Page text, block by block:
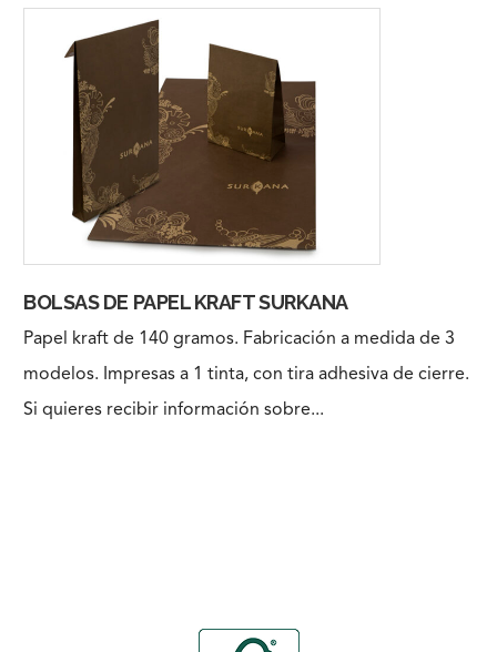
BOLSAS DE PAPEL KRAFT SURKANA
Papel kraft de 140 gramos. Fabricación a medida de 3
modelos. Impresas a 1 tinta, con tira adhesiva de cierre.
Si quieres recibir información sobre...